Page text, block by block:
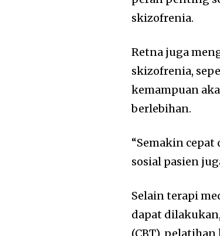
skizofrenia.
Retna juga
skizofrenia,
kemampuan
berlebihan.
“Semakin
sosial pasien
Selain terapi
dapat